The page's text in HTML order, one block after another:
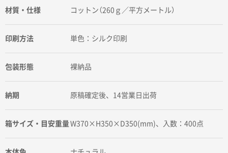
材質・仕様 コットン（260ｇ／平方メートル）
印刷方法 単色：シルク印刷
包装形態 裸納品
納期 原稿確定後、14営業日出荷
箱サイズ・目安重量W370×H350×D350(mm)、入数：400点